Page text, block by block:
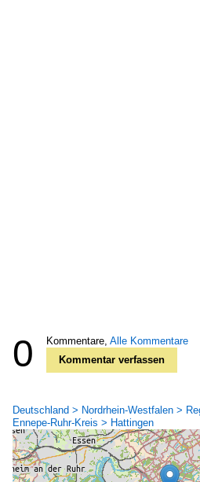
0 Kommentare, Alle Kommentare
Kommentar verfassen
Deutschland > Nordrhein-Westfalen >
Ennepe-Ruhr-Kreis > Hattingen